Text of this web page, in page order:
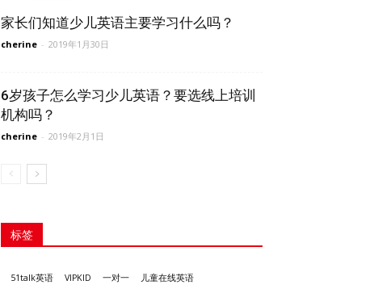
家长们知道少儿英语主要学习什么吗？
cherine - 2019年1月30日
6岁孩子怎么学习少儿英语？要选线上培训
机构吗？
cherine - 2019年2月1日
标签
51talk英语 VIPKID 一对一 儿童在线英语